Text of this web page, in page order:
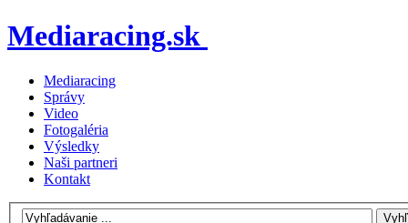
Mediaracing.sk
Mediaracing
Správy
Video
Fotogaléria
Výsledky
Naši partneri
Kontakt